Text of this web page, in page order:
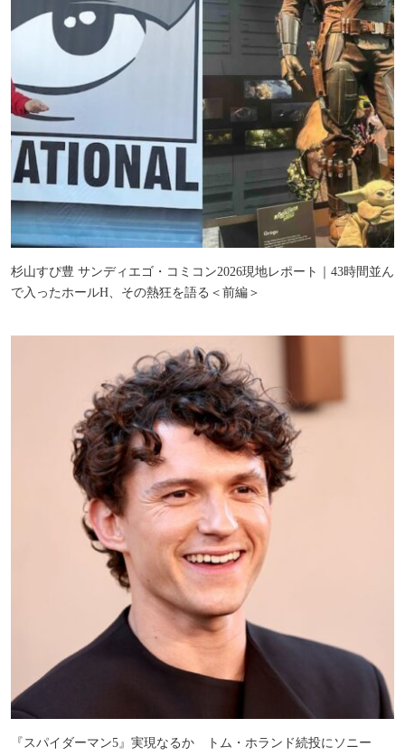
杉山すぴ豊 サンディエゴ・コミコン2026現地レポート｜43時間並ん
で入ったホールH、その熱狂を語る＜前編＞
『スパイダーマン5』実現なるか トム・ホランド続投にソニー